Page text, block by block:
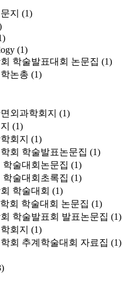
지 (1)
(1)
학술발표대회 논문집 (1)
논총 (1)
외과학회지 (1)
(1)
회지 (1)
회 학술발표논문집 (1)
술대회논문집 (1)
술대회초록집 (1)
학술대회 (1)
회 학술대회 논문집 (1)
학술발표회 발표논문집 (1)
회지 (1)
회 추계학술대회 자료집 (1)